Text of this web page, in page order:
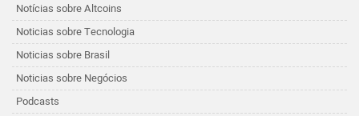
Notícias sobre Altcoins
Noticias sobre Tecnologia
Noticias sobre Brasil
Noticias sobre Negócios
Podcasts